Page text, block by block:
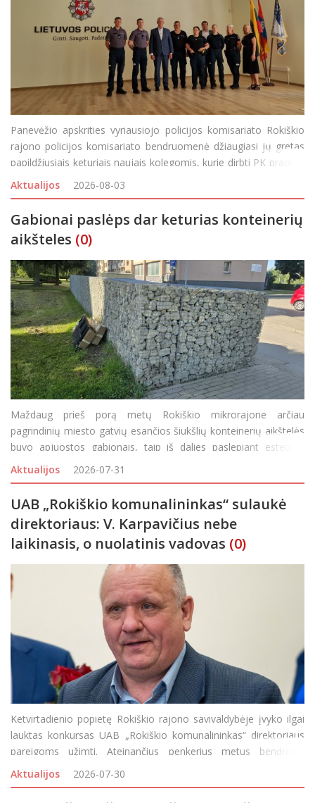
Panevėžio apskrities vyriausiojo policijos komisariato Rokiškio
rajono policijos komisariato bendruomenė džiaugiasi jų gretas
papildžiusiais keturiais naujais kolegomis, kurie dirbti PK pradėjo
baigę mokslus pasinaudoję Rokiškio rajono savivaldybės
pareigūnų skatinimo programa –
Aktualijos 2026-08-03
Gabionai paslėps dar keturias konteinerių
aikšteles (0)
Maždaug prieš porą metų Rokiškio mikrorajone arčiau
pagrindinių miesto gatvių esančios šiukšlių konteinerių aikštelės
buvo apjuostos gabionais, taip iš dalies paslepiant estetinio
miesto vaizdo „darkytojus“. Bet tokių aikštelių, kurioms pr
Aktualijos 2026-07-31
UAB „Rokiškio komunalininkas“ sulaukė
direktoriaus: V. Karpavičius nebe
laikinasis, o nuolatinis vadovas (0)
Ketvirtadienio popietę Rokiškio rajono savivaldybėje įvyko ilgai
lauktas konkursas UAB „Rokiškio komunalininkas“ direktoriaus
pareigoms užimti. Ateinančius penkerius metus bendrovei
vadovaus laikinai beveik metus jos vairą laikęs Vidmantas
Karpavičius. Nors anksčiau klaust
Aktualijos 2026-07-30